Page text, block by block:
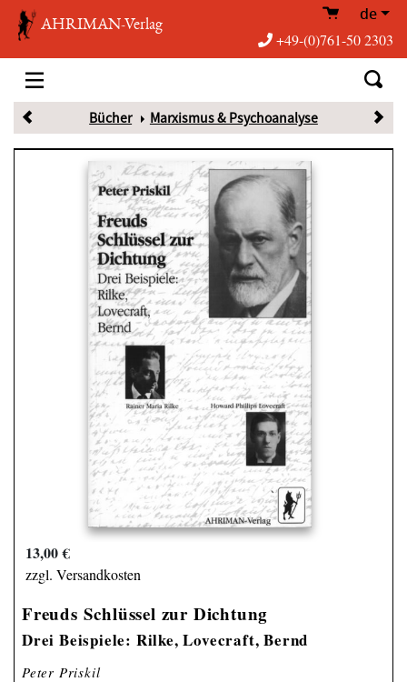
AHRIMAN-Verlag de
+49-(0)761-50 2303
Bücher Marxismus & Psychoanalyse
13,00 €
zzgl. Versandkosten
Freuds Schlüssel zur Dichtung
Drei Beispiele: Rilke, Lovecraft, Bernd
Peter Priskil